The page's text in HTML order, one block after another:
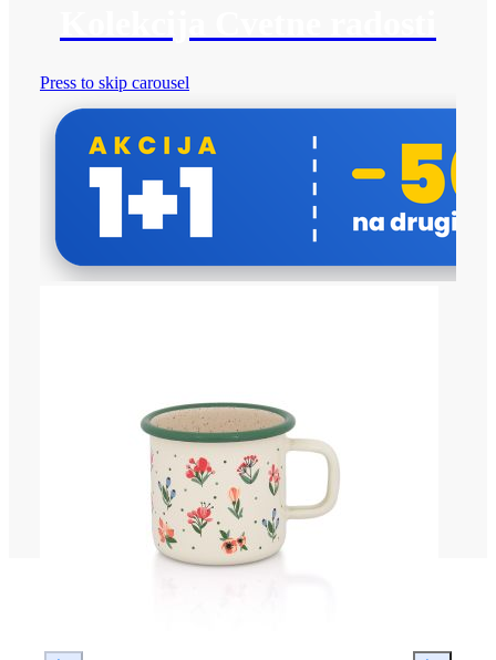
Press to skip carousel